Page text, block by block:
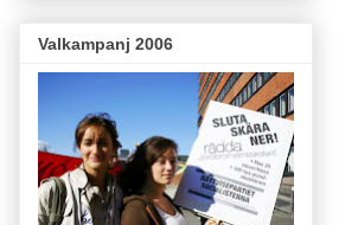
Valkampanj 2006